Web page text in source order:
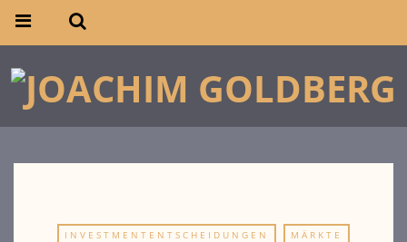
INVESTMENTENTSCHEIDUNGEN MÄRKTE